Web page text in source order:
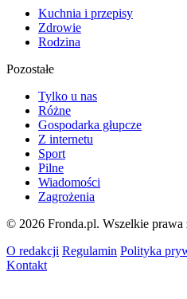
Kuchnia i przepisy
Zdrowie
Rodzina
Pozostałe
Tylko u nas
Różne
Gospodarka głupcze
Z internetu
Sport
Pilne
Wiadomości
Zagrożenia
© 2026 Fronda.pl. Wszelkie prawa
O redakcji Regulamin Polityka
Kontakt